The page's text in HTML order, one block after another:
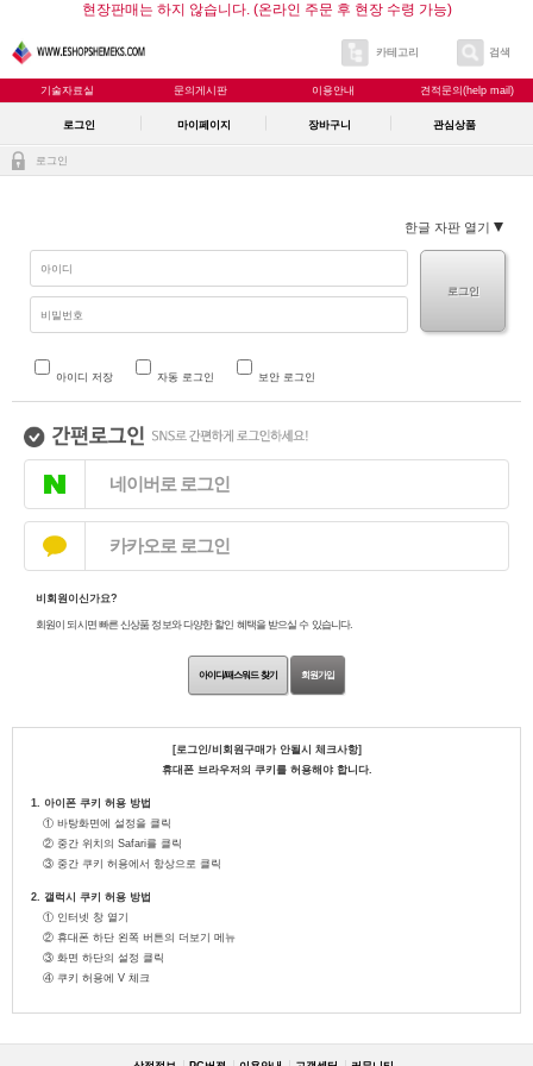
현장판매는 하지 않습니다. (온라인 주문 후 현장 수령 가능)
카테고리 검색
기술자료실 문의게시판 이용안내 견적문의(help mail)
로그인 마이페이지 장바구니 관심상품
로그인
한글 자판 열기
로그인
아이디 저장 자동 로그인 보안 로그인
네이버로 로그인
카카오로 로그인
비회원이신가요?
회원이 되시면 빠른 신상품 정보와 다양한 할인 혜택을 받으실 수 있습니다.
아이디/패스워드 찾기 회원가입
[로그인/비회원구매가 안될시 체크사항]
휴대폰 브라우저의 쿠키를 허용해야 합니다.
1. 아이폰 쿠키 허용 방법
① 바탕화면에 설정을 클릭
② 중간 위치의 Safari를 클릭
③ 중간 쿠키 허용에서 항상으로 클릭
2. 갤럭시 쿠키 허용 방법
① 인터넷 창 열기
② 휴대폰 하단 왼쪽 버튼의 더보기 메뉴
③ 화면 하단의 설정 클릭
④ 쿠키 허용에 V 체크